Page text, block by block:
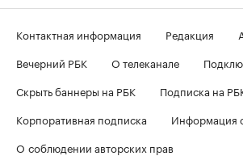
Контактная информация Редакция
Вечерний РБК
О телеканале
Скрыть баннеры на РБК
Подписка на
Корпоративная подписка
Информация
О соблюдении авторских прав